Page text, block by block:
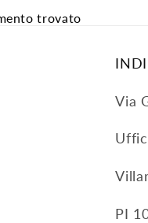
trovato
Via
PI